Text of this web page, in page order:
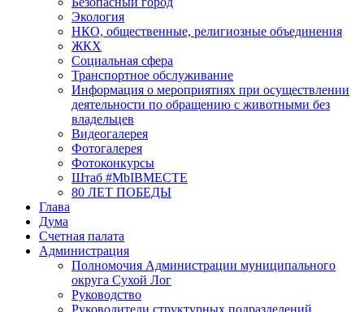
Экология
НКО, общественные, религиозные объединения
ЖКХ
Социальная сфера
Транспортное обслуживание
Информация о мероприятиях при осуществлении
деятельности по обращению с животными без
владельцев
Видеогалерея
Фотогалерея
Фотоконкурсы
Штаб #MbIBMECTE
80 ЛЕТ ПОБЕДЫ
Глава
Дума
Счетная палата
Администрация
Полномочия Администрации муниципального
округа Сухой Лог
Руководство
Руководители структурных подразделений